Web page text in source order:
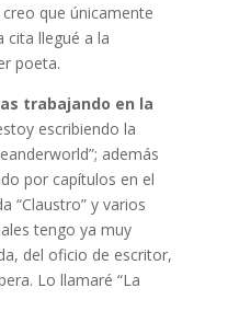
que únicamente
cita llegué a la
poeta.
trabajando en la
escribiendo la
además
por capítulos en el
“Claustro” y varios
tengo ya muy
del oficio de escritor,
Lo llamaré “La